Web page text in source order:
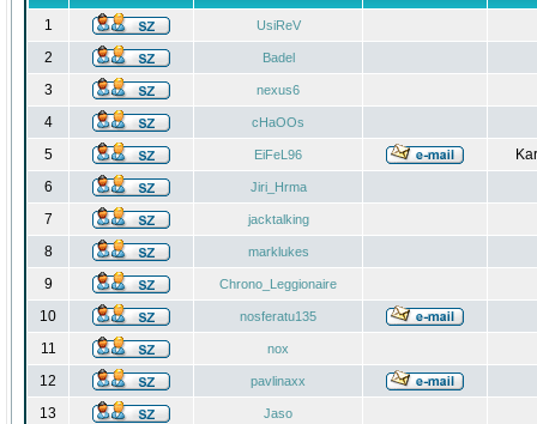
1 UsiReV
2 Badel
3 nexus6
4 cHaOOs
5 EiFeL96
6
Jiri_Hrma
7 jacktalking
8 marklukes
9 Chrono_Leggionaire
10 nosferatu135
11 nox
12 pavlinaxx
13 Jaso